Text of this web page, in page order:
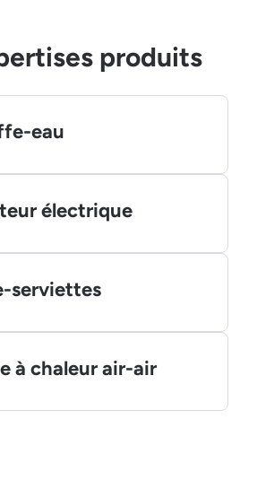
produits
eau
électrique
serviettes
à chaleur air-air